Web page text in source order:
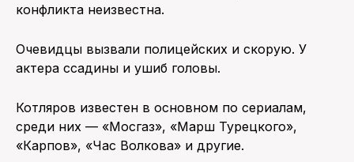
конфликта неизвестна.
Очевидцы вызвали полицейских и скорую. У
актера ссадины и ушиб головы.
Котляров известен в основном по сериалам,
среди них — «Мосгаз», «Марш Турецкого»,
«Карпов», «Час Волкова» и другие.